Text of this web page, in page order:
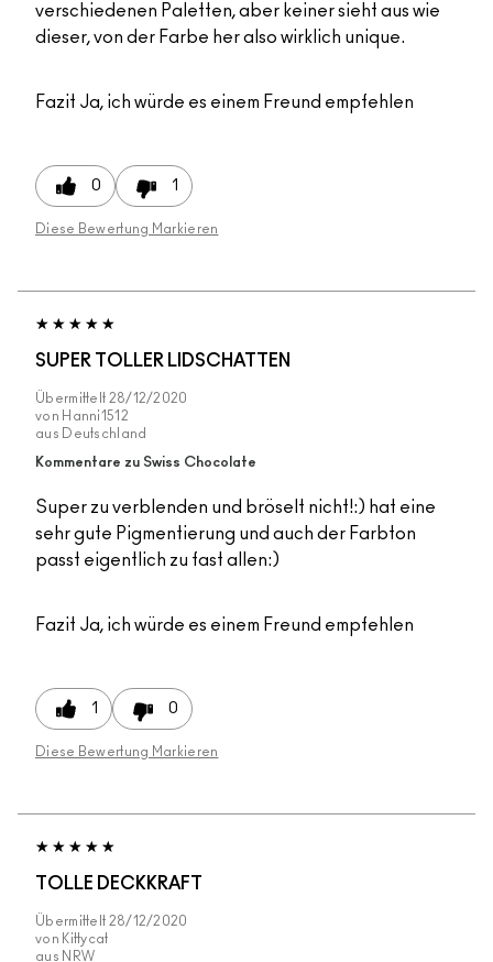
verschiedenen Paletten, aber keiner sieht aus wie
dieser, von der Farbe her also wirklich unique.
Fazit Ja, ich würde es einem Freund empfehlen
0 1
Diese Bewertung Markieren
SUPER TOLLER LIDSCHATTEN
Übermittelt 28/12/2020
von Hanni1512
aus
Deutschland
Kommentare zu Swiss Chocolate
Super zu verblenden und bröselt nicht!:) hat eine
sehr gute Pigmentierung und auch der Farbton
passt eigentlich zu fast allen:)
Fazit Ja, ich würde es einem Freund empfehlen
1 0
Diese Bewertung Markieren
TOLLE DECKKRAFT
Übermittelt 28/12/2020
von Kittycat
aus NRW